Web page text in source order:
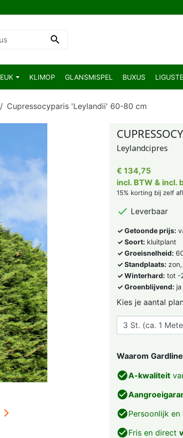

KLIMOP GLANSMISPEL BUXUS
Cupressocyparis 'Leylandii' 60-80 cm
Leylandcipres
€ 134,75
incl. BTW & incl.
15% korting bij zelf
 Leverbaar
✓ Getoonde prijs:
✓ Soort:kluitplant
✓ Groeisnelheid:
✓ Standplaats:zon,
✓ Winterhard:tot -
✓ Groenblijvend:ja
Kies je aantal
Waarom
check_circleA-kwaliteit
check_circle
check_circlePersoonlijk en
check_circleFris en direct